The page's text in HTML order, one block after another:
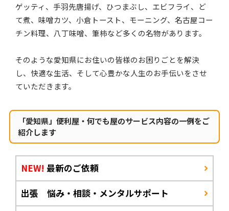
ゲッティ、手羽先唐揚げ、ひつまぶし、エビフライ、ど
て煮、味噌カツ、小倉トースト、モーニング、名古屋コー
チン料理、八丁味噌、筆柿など多くの名物があります。
そのような愛知県にお住いの皆様のお困りごとを解決
し、快適な生活、そして心豊かな人生のお手伝いをさせ
ていただきます。
「愛知県」便利屋・何でも屋のサービス内容の一例をご
紹介します
NEW! 最新のご依頼
出張 悩み・相談・メンタルサポート